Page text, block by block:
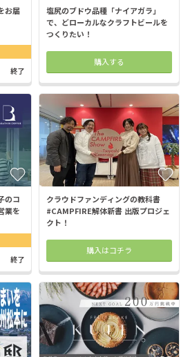
お届
終了
塩尻のブドウ品種「ナイアガラ」
で、どローカルなクラフトビールを
つくりたい！
購入する
のコ
業を
終了
クラウドファンディングの教科書
#CAMPFIRE解体新書 出版プロジェ
クト！
購入はコチラ